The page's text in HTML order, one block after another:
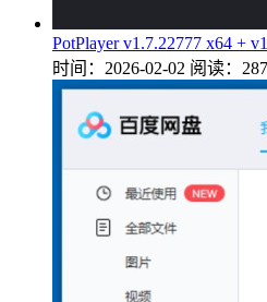
PotPlayer v1.7.22777 x64 +
时间：2026-02-02 阅读：